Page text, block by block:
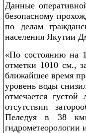
Данные
безопасному
по делам
населения Якутии
«По состоянию на
отметки 1010 см.,
ближайшее время
уровень воды
отмечается
отсутствии
Пеледуя в 38